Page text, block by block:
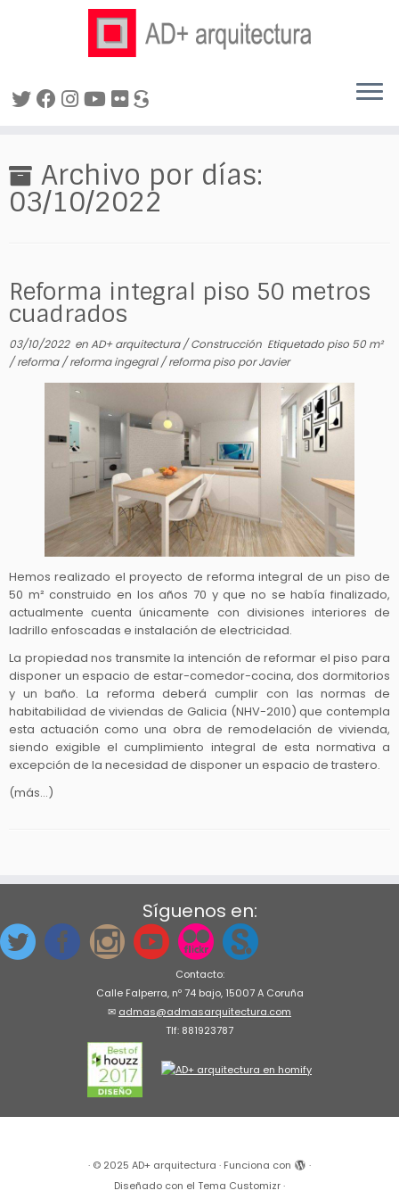
contenidoArchivo por días:
03/10/2022
Reforma integral piso 50 metros
cuadrados
03/10/2022enAD+ arquitectura/Construcción Etiquetado piso 50 m²
/reforma/reforma ingegral/reforma piso porJavier
Hemos realizado el proyecto de reforma integral de un piso de
50 m² construido en los años 70 y que no se había finalizado,
actualmente cuenta únicamente con divisiones interiores de
ladrillo enfoscadas e instalación de electricidad.
La propiedad nos transmite la intención de reformar el piso para
disponer un espacio de estar-comedor-cocina, dos dormitorios
y un baño. La reforma deberá cumplir con las normas de
habitabilidad de viviendas de Galicia (NHV-2010) que contempla
esta actuación como una obra de remodelación de vivienda,
siendo exigible el cumplimiento integral de esta normativa a
excepción de la necesidad de disponer un espacio de trastero.
(más…)
Síguenos en:
Contacto:
Calle Falperra, nº 74 bajo, 15007 A Coruña
✉ admas@admasarquitectura.com
Tlf: 881923787
· © 2025 AD+ arquitectura · Funciona con
·
Diseñado con el Tema Customizr·